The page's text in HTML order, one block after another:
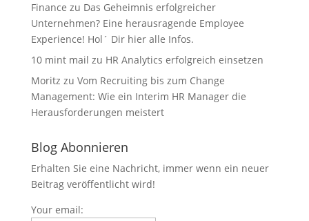
Finance zu Das Geheimnis erfolgreicher
Unternehmen? Eine herausragende Employee
Experience! Hol´ Dir hier alle Infos.
10 mint mail zu HR Analytics erfolgreich einsetzen
Moritz zu Vom Recruiting bis zum Change
Management: Wie ein Interim HR Manager die
Herausforderungen meistert
Blog Abonnieren
Erhalten Sie eine Nachricht, immer wenn ein neuer
Beitrag veröffentlicht wird!
Your email: